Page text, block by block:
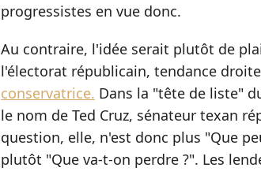
progressistes en vue donc.
Au contraire, l'idée serait plutôt de
l'électorat républicain, tendance
conservatrice. Dans la "tête de liste"
le nom de Ted Cruz, sénateur texan
question, elle, n'est donc plus "Que
plutôt "Que va-t-on perdre ?". Les